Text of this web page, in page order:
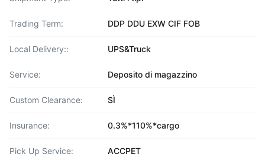
Trading Term: DDP DDU EXW CIF FOB
Local Delivery:: UPS&Truck
Service: Deposito di magazzino
Custom Clearance: SÌ
Insurance: 0.3%*110%*cargo
Pick Up Service: ACCPET